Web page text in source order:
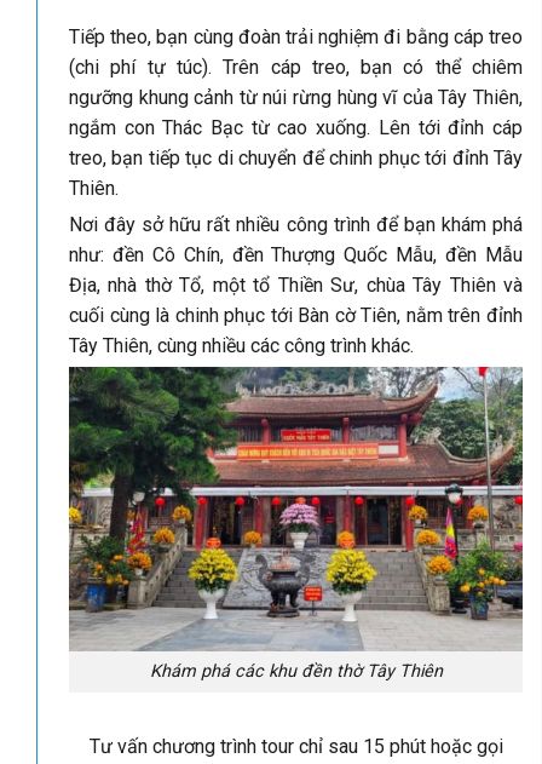
Tiếp theo, bạn cùng đoàn trải nghiệm đi bằng cáp treo
(chi phí tự túc). Trên cáp treo, bạn có thể chiêm
ngưỡng khung cảnh từ núi rừng hùng vĩ của Tây Thiên,
ngắm con Thác Bạc từ cao xuống. Lên tới đỉnh cáp
treo, bạn tiếp tục di chuyển để chinh phục tới đỉnh Tây
Thiên.
Nơi đây sở hữu rất nhiều công trình để bạn khám phá
như: đền Cô Chín, đền Thượng Quốc Mẫu, đền Mẫu
Địa, nhà thờ Tổ, một tổ Thiền Sư, chùa Tây Thiên và
cuối cùng là chinh phục tới Bàn cờ Tiên, nằm trên đỉnh
Tây Thiên, cùng nhiều các công trình khác.
Khám phá các khu đền thờ Tây Thiên
Tư vấn chương trình tour chỉ sau 15 phút hoặc gọi